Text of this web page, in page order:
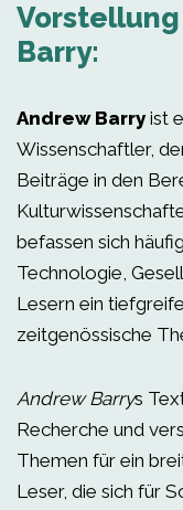
Barry:
Andrew Barry ist
Wissenschaftler,
Beiträge in den
befassen sich
Technologie,
Lesern ein
zeitgenössische
Andrew Barrys
Recherche und
Themen für ein
Leser, die sich für